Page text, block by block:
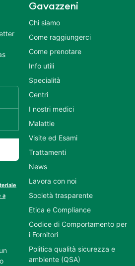
a
Gavazzeni
Chi siamo
Come raggiungerci
Come prenotare
Info utili
Specialità
Centri
I nostri medici
Malattie
Visite ed Esami
Trattamenti
News
Lavora con noi
Società trasparente
Etica e Compliance
Codice di Comportamento per
i Fornitori
Politica qualità sicurezza e
ambiente (QSA)